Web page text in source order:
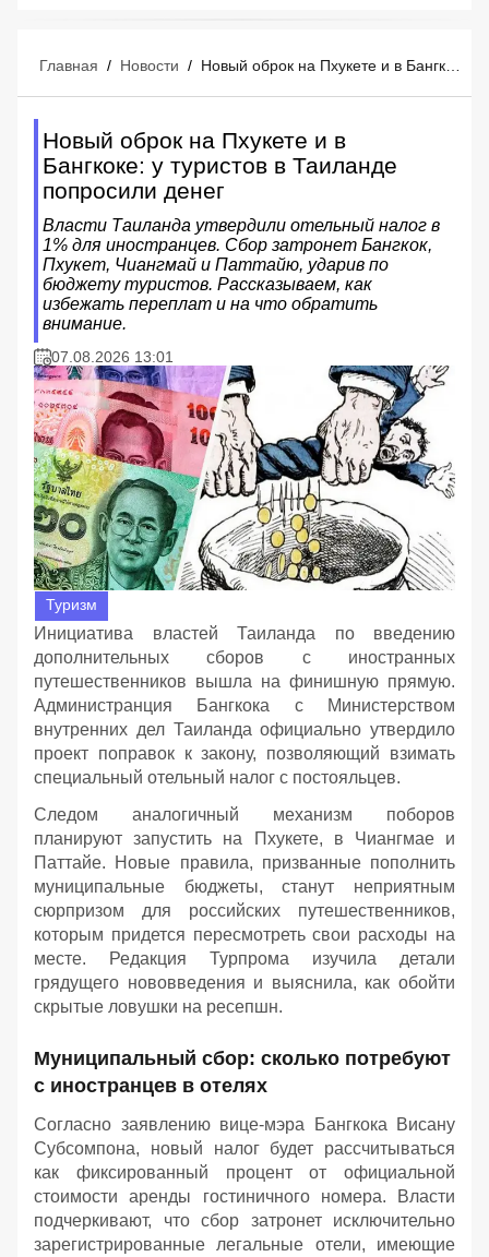
Главная / Новости /
Новый оброк на Пхукете и в
Бангкоке: у туристов в Таиланде
попросили денег
Власти Таиланда утвердили отельный налог в
1% для иностранцев. Сбор затронет Бангкок,
Пхукет, Чиангмай и Паттайю, ударив по
бюджету туристов. Рассказываем, как
избежать переплат и на что обратить
внимание.
07.08.2026 13:01
Туризм
Инициатива властей Таиланда по введению
дополнительных сборов с иностранных
путешественников вышла на финишную прямую.
Администранция Бангкока с Министерством
внутренних дел Таиланда официально утвердило
проект поправок к закону, позволяющий взимать
специальный отельный налог с постояльцев.
Следом аналогичный механизм поборов
планируют запустить на Пхукете, в Чиангмае и
Паттайе. Новые правила, призванные пополнить
муниципальные бюджеты, станут неприятным
сюрпризом для российских путешественников,
которым придется пересмотреть свои расходы на
месте. Редакция Турпрома изучила детали
грядущего нововведения и выяснила, как обойти
скрытые ловушки на ресепшн.
Муниципальный сбор: сколько потребуют
с иностранцев в отелях
Согласно заявлению вице-мэра Бангкока Висану
Субсомпона, новый налог будет рассчитываться
как фиксированный процент от официальной
стоимости аренды гостиничного номера. Власти
подчеркивают, что сбор затронет исключительно
зарегистрированные легальные отели, имеющие